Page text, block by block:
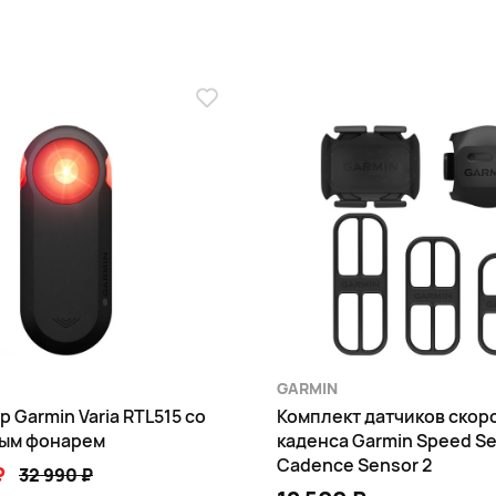
Garmin Varia RTL515 со
фонарем
32 990 ₽
GARMIN
Комплект датчиков
каденса Garmin Speed
Cadence Sensor 2